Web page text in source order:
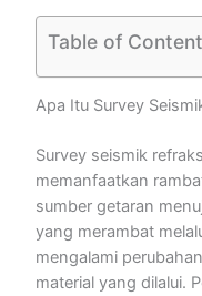
Table of
Apa Itu Survey
Survey seismik
memanfaatkan
sumber getaran
yang merambat
mengalami
material yang dilalui.